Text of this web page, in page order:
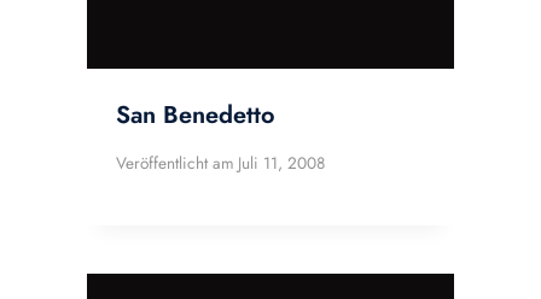
San Benedetto
Veröffentlicht am Juli 11, 2008